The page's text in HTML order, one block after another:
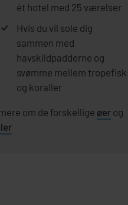
ét hotel med 25 værelser
Hvis du vil sole dig
sammen med
havskildpadderne og
svømme mellem tropefisk
og koraller
om de forskellige øer og